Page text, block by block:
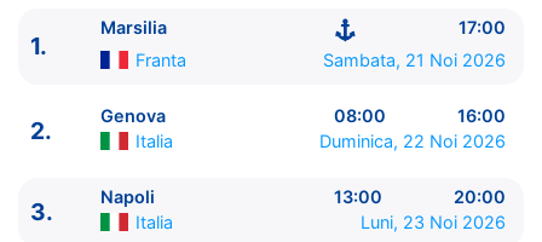
MSC Cruises
1.
Marsilia
17:00
Franta
Sambata, 21 Noi 2026
2.
Genova 08:00
16:00
Italia
Duminica, 22 Noi 2026
3.
Napoli 13:00
20:00
Italia
Luni, 23 Noi 2026